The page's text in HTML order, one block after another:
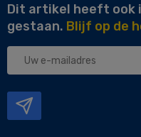
Dit artikel heeft ook
gestaan. Blijf op de
Uw